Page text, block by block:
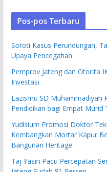
Pos-pos Terbaru
Soroti Kasus Perundungan,
Upaya Pencegahan
Pemprov Jateng dan Otorita
Investasi
Lazismu SD Muhammadiyah
Pendidikan bagi Empat Murid
Yudisium Promosi Doktor
Kembangkan Mortar Kapur
Bangunan Heritage
Taj Yasin Pacu Percepatan